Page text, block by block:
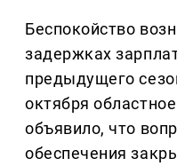
Беспокойство
задержках
предыдущего
октября
объявило, что
обеспечения